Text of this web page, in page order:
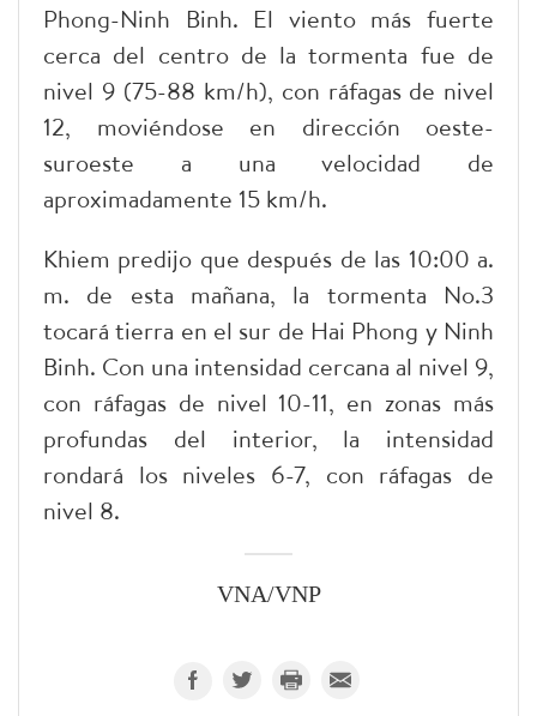
Phong-Ninh Binh. El viento más fuerte
cerca del centro de la tormenta fue de
nivel 9 (75-88 km/h), con ráfagas de nivel
12, moviéndose en dirección oeste-
suroeste a una velocidad de
aproximadamente 15 km/h.
Khiem predijo que después de las 10:00 a.
m. de esta mañana, la tormenta No.3
tocará tierra en el sur de Hai Phong y Ninh
Binh. Con una intensidad cercana al nivel 9,
con ráfagas de nivel 10-11, en zonas más
profundas del interior, la intensidad
rondará los niveles 6-7, con ráfagas de
nivel 8.
VNA/VNP